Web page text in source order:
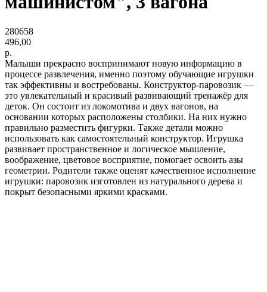
280658
496,00
р.
Малыши прекрасно воспринимают новую информацию в
процессе развлечения, именно поэтому обучающие игрушки
так эффективны и востребованы. Конструктор-паровозик —
это увлекательный и красивый развивающий тренажёр для
деток. Он состоит из локомотива и двух вагонов, на
основании которых расположены столбики. На них нужно
правильно разместить фигурки. Также детали можно
использовать как самостоятельный конструктор. Игрушка
развивает пространственное и логическое мышление,
воображение, цветовое восприятие, помогает освоить азы
геометрии. Родители также оценят качественное исполнение
игрушки: паровозик изготовлен из натурального дерева и
покрыт безопасными яркими красками.